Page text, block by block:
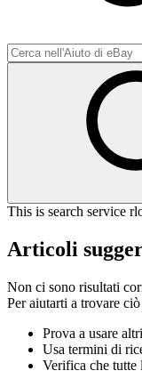
This is search service
Articoli
Non ci sono risultati
Per aiutarti a trovare
Prova a usare
Usa termini di
Verifica che tutte